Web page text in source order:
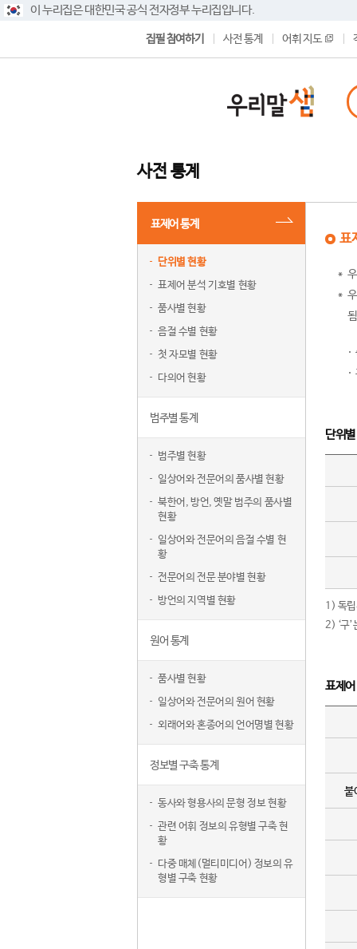
이 누리집은 대한민국 공식 전자정부 누리집입니다.
집필 참여하기 사전 통계 어휘 지도
사전 통계
표제어 통계
단위별 현황
표제어 분석 기호별 현황
품사별 현황
음절 수별 현황
첫 자모별 현황
다의어 현황
범주별 통계
범주별 현황
일상어와 전문어의 품사별 현황
북한어, 방언, 옛말 범주의 품사별
현황
일상어와 전문어의 음절 수별 현
황
전문어의 전문 분야별 현황
방언의 지역별 현황
원어 통계
품사별 현황
일상어와 전문어의 원어 현황
외래어와 혼종어의 언어명별 현황
정보별 구축 통계
동사와 형용사의 문형 정보 현황
관련 어휘 정보의 유형별 구축 현
황
다중 매체(멀티미디어) 정보의 유
형별 구축 현황
표
단위
1) 독립
2) ‘구
표제
붙